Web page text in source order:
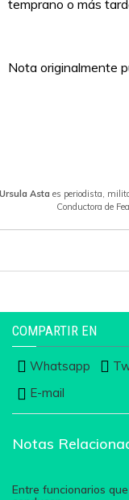
temprano o más
Nota originalmente
Ursula Asta es periodista,
Conductora de
COMPARTIR EN
Whatsapp
E-mail
Notas
Entre funcionarios